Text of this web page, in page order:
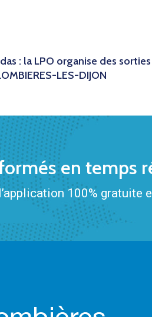
: la LPO organise des sorties
LES-DIJON
en temps
100% gratuite